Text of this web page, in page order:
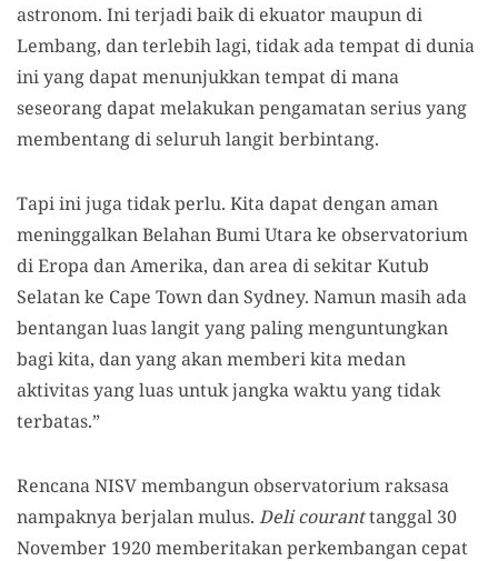
astronom. Ini terjadi baik di ekuator maupun di
Lembang, dan terlebih lagi, tidak ada tempat di dunia
ini yang dapat menunjukkan tempat di mana
seseorang dapat melakukan pengamatan serius yang
membentang di seluruh langit berbintang.
Tapi ini juga tidak perlu. Kita dapat dengan aman
meninggalkan Belahan Bumi Utara ke observatorium
di Eropa dan Amerika, dan area di sekitar Kutub
Selatan ke Cape Town dan Sydney. Namun masih ada
bentangan luas langit yang paling menguntungkan
bagi kita, dan yang akan memberi kita medan
aktivitas yang luas untuk jangka waktu yang tidak
terbatas.”
Rencana NISV membangun observatorium raksasa
nampaknya berjalan mulus. Deli couranttanggal 30
November 1920 memberitakan perkembangan cepat